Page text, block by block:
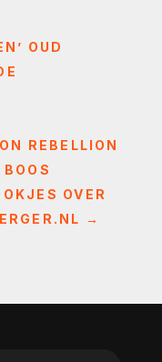
OUD
REBELLION
OVER
→